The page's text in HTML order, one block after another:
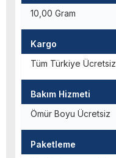
10,00 Gram
Kargo
Tüm Türkiye Ücretsiz
Bakım Hizmeti
Ömür Boyu Ücretsiz
Paketleme